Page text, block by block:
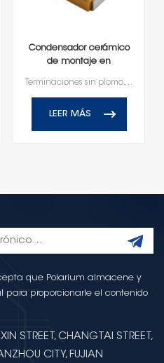
Condensador cerámico
de montaje en
Terminaciones sin plomo, compatibles con RoHS y Reach
LEER MÁS
que Polarium almacene y
para proporcionarle el contenido
STREET, CHANGTAI STREET,
CITY, FUJIAN